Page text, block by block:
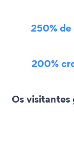
250%
200%
Os visitantes